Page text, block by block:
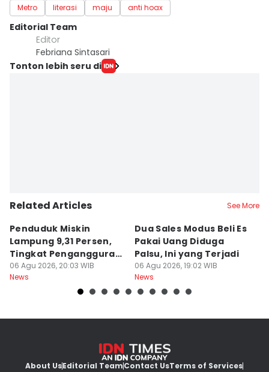
Metro literasi maju anti hoax
Editorial Team
Editor
Febriana Sintasari
Tonton lebih seru di
Related Articles See More
Penduduk Miskin
Lampung 9,31 Persen,
Tingkat Pengangguran
Terbuka Naik
06 Agu 2026, 20:03 WIB
News
Dua Sales Modus Beli Es
Pakai Uang Diduga
Palsu, Ini yang Terjadi
06 Agu 2026, 19:02 WIB
News
About UsEditorial TeamContact UsTerms of Services